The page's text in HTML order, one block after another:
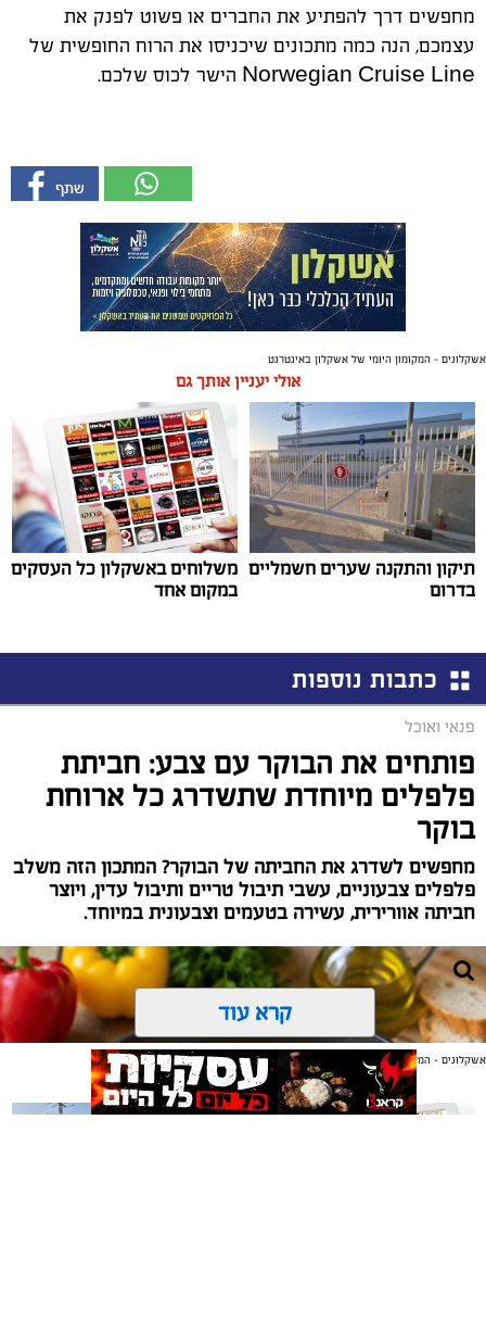
מחפשים דרך להפתיע את החברים או פשוט לפנק את
עצמכם, הנה כמה מתכונים שיכניסו את הרוח החופשית של
Norwegian Cruise Line הישר לכוס שלכם.
אשקלונים - המקומון היומי של אשקלון באינטרנט
אולי יעניין אותך גם
תיקון והתקנה שערים חשמליים
בדרום
משלוחים באשקלון כל העסקים
במקום אחד
כתבות נוספות
פנאי ואוכל
פותחים את הבוקר עם צבע: חביתת
פלפלים מיוחדת שתשדרג כל ארוחת
בוקר
מחפשים לשדרג את החביתה של הבוקר? המתכון הזה משלב
פלפלים צבעוניים, עשבי תיבול טריים ותיבול עדין, ויוצר
חביתה אוורירית, עשירה בטעמים וצבעונית במיוחד.
קרא עוד
אשקלונים - המקומון היומי של אשקלון באינטרנט
אולי יעניין אותך גם